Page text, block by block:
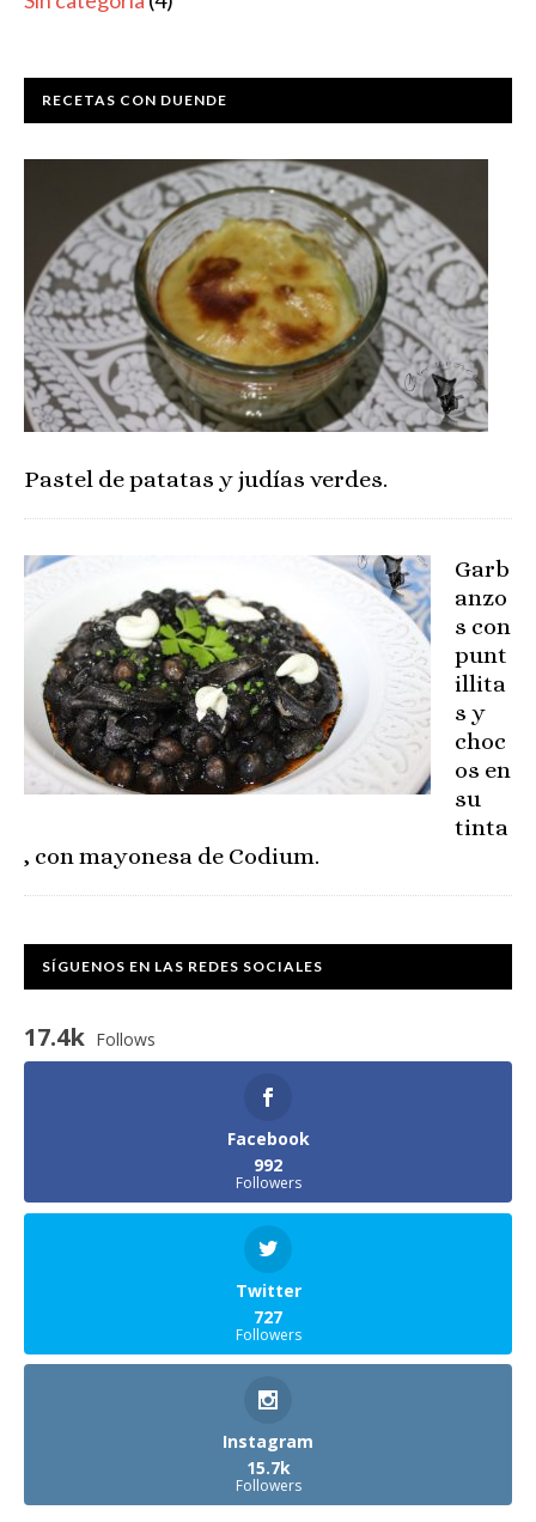
RECETAS CON DUENDE
Pastel de patatas y judías verdes.
Garb
anzo
s con
punt
illita
s y
choc
os en
su
tinta
, con mayonesa de Codium.
SÍGUENOS EN LAS REDES SOCIALES
17.4k Follows
Facebook
992
Followers
Twitter
727
Followers
Instagram
15.7k
Followers